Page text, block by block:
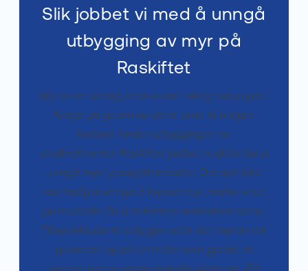
Slik jobbet vi med å unngå
utbygging av myr på
Raskiftet
Myr er en vanlig, men svært viktig naturtype i
Norge på grunn av dens evne til å lagre
karbon. Under utbyggingen av
vindkraftverket Raskiftet jobbet vi aktivt for å
unngå myr i prosjektområdet. Der det ikke
var mulig å unngå å krysse myr, måtte vi se
på metoder for å minimere konsekvensene.
Tiltak inkluderte å bygge veier der myren var
grunnest og på en måte som gjorde at
vannet kunne renne naturlig gjennom. På